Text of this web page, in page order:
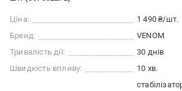
Ціна:
1 490 ₴/шт.
Бренд:
VENOM
Тривалість дії:
30 днів
Швидкість впливу:
10 хв.